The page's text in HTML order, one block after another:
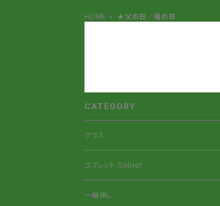
HOME ★父の日／母の日
CATEGORY
グラス
虹色Smile Glass
虹色Smileタンブラー
ゴブレット Goblet
招き猫ゴブレット
一輪挿し